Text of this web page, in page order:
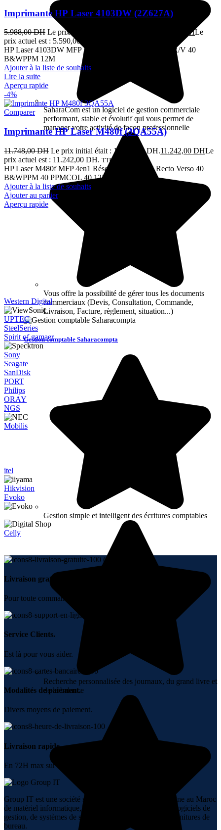
SaharaCom est un logiciel de gestion commerciale
performant, stable et évolutif qui vous permet de
manager votre activité de façon professionnelle
Vous offre la possibilité de gérer tous les documents
commerciaux (Devis, Consultation, Commande,
Livraison, Facture, règlement, situation...)
Gestion comptable Saharacompta
Gestion simple et intelligent des écritures comptables
Recherche personnalisée des journaux, du grand livre et
de la balance
Imprimante HP Laser 4103DW (2Z627A)
5.988,00DH Le prix initial était : 5.988,00 DH. DHLe
prix actuel est : 5.590,00 DH.
HP Laser 4103DW MFP 3en1 Réseau Wifi Mono A4 R/V 40
B&WPPM 12M
Ajouter à la liste de souhaits
Lire la suite
Aperçu rapide
-4%
Comparer
Imprimante HP Laser M480f (3QA55A)
11.748,00DH Le prix initial était : 11.748,00 DH.11.242,00 DHLe
prix actuel est : 11.242,00 DH. TTC
HP Laser M480f MFP 4en1 Réseau Couleur A4 Recto Verso 40
B&WPPM 40 PPMCOL 40 12M
Ajouter à la liste de souhaits
Ajouter au panier
Aperçu rapide
Western Digital
UPTEC
SteelSeries
Spirit of gamaer
Sony
Seagate
SanDisk
PORT
Philips
ORAY
NGS
Mobilis
itel
Hikvision
Evoko
Celly
Livraison gratuite.
Pour toute commande + 10000 DH.
Service Clients.
Est là pour vous aider.
Modalités de paiement.
Divers moyens de paiement.
Livraison rapide.
En 72H max sur tout le Maroc.
Group IT est une société spécialisée dans la vente en ligne au Maroc
de matériel informatique, de réseaux, de téléphonie, de logiciels de
gestion, de systèmes de sécurité, d’audiovisuel et de fournitures de
bureau.